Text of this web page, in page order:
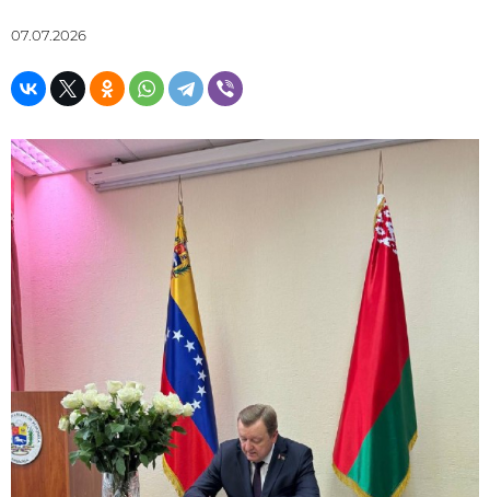
07.07.2026